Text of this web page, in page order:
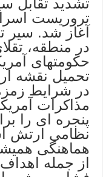
تشدید تقابل
تروریست
آغاز شد.
در منطقه،
حکومتهای
تحمیل نقشه
در شرایط
مذاکرات
پنجره ای را
نظامی ارتش
هماهنگی
از جمله